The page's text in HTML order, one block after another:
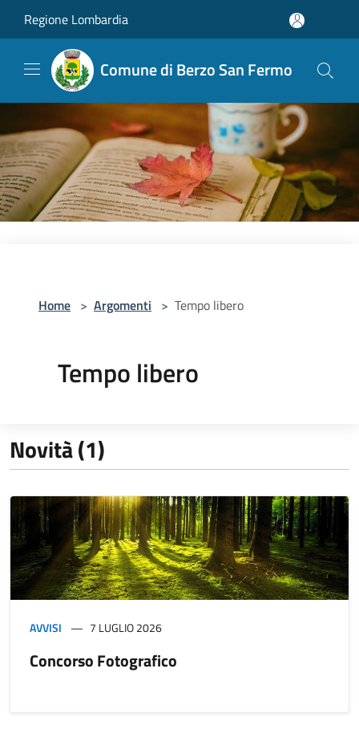
Regione Lombardia
Comune di Berzo San Fermo
Home > Argomenti > Tempo libero
Tempo libero
Novità (1)
AVVISI 7 LUGLIO 2026
Concorso Fotografico